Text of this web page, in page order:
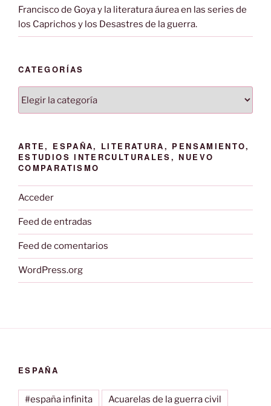
Francisco de Goya y la literatura áurea en las series de
los Caprichos y los Desastres de la guerra.
CATEGORÍAS
Categorías
ARTE, ESPAÑA, LITERATURA, PENSAMIENTO,
ESTUDIOS INTERCULTURALES, NUEVO
COMPARATISMO
Acceder
Feed de entradas
Feed de comentarios
WordPress.org
ESPAÑA
#españa infinita Acuarelas de la guerra civil